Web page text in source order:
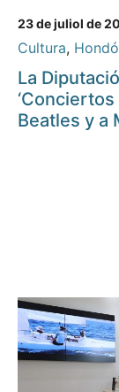
23 de juliol de
Cultura,
La
Beatles y a